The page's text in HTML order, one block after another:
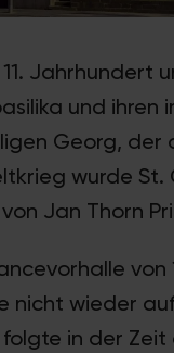
Jahrhundert
und
Georg,
wurde
Jan Thorn
nicht wieder
in der